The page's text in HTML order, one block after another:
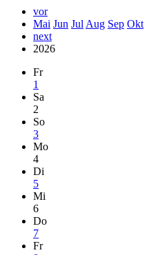
vor
Mai Jun Jul Aug Sep Okt
next
2026
Fr
1
Sa
2
So
3
Mo
4
Di
5
Mi
6
Do
7
Fr